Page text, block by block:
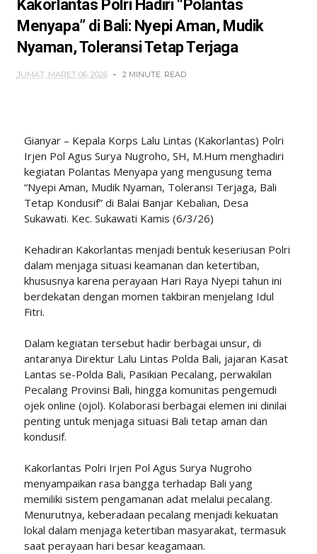
Kakorlantas Polri Hadiri “Polantas
Menyapa” di Bali: Nyepi Aman, Mudik
Nyaman, Toleransi Tetap Terjaga
JUMAT, MARET 06, 2026 2 MINUTE READ
Gianyar – Kepala Korps Lalu Lintas (Kakorlantas) Polri
Irjen Pol Agus Surya Nugroho, SH, M.Hum menghadiri
kegiatan Polantas Menyapa yang mengusung tema
“Nyepi Aman, Mudik Nyaman, Toleransi Terjaga, Bali
Tetap Kondusif” di Balai Banjar Kebalian, Desa
Sukawati. Kec. Sukawati Kamis (6/3/26)
Kehadiran Kakorlantas menjadi bentuk keseriusan Polri
dalam menjaga situasi keamanan dan ketertiban,
khususnya karena perayaan Hari Raya Nyepi tahun ini
berdekatan dengan momen takbiran menjelang Idul
Fitri.
Dalam kegiatan tersebut hadir berbagai unsur, di
antaranya Direktur Lalu Lintas Polda Bali, jajaran Kasat
Lantas se-Polda Bali, Pasikian Pecalang, perwakilan
Pecalang Provinsi Bali, hingga komunitas pengemudi
ojek online (ojol). Kolaborasi berbagai elemen ini dinilai
penting untuk menjaga situasi Bali tetap aman dan
kondusif.
Kakorlantas Polri Irjen Pol Agus Surya Nugroho
menyampaikan rasa bangga terhadap Bali yang
memiliki sistem pengamanan adat melalui pecalang.
Menurutnya, keberadaan pecalang menjadi kekuatan
lokal dalam menjaga ketertiban masyarakat, termasuk
saat perayaan hari besar keagamaan.